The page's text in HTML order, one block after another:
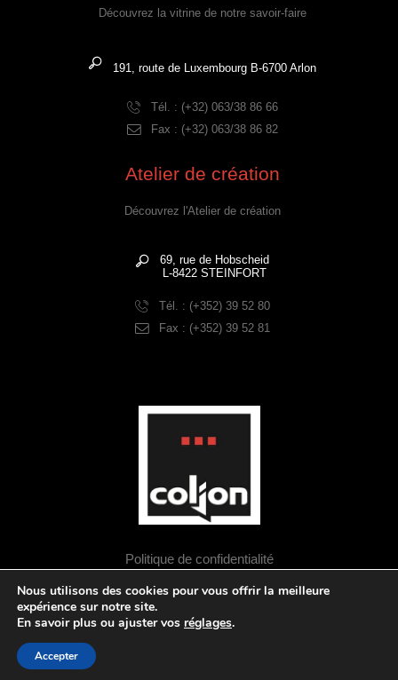
Découvrez la vitrine de notre savoir-faire
191, route de Luxembourg B-6700 Arlon
Tél. : (+32) 063/38 86 66
Fax : (+32) 063/38 86 82
Atelier de création
Découvrez l'Atelier de création
69, rue de Hobscheid
L-8422 STEINFORT
Tél. : (+352) 39 52 80
Fax : (+352) 39 52 81
Politique de confidentialité
Politique de cookies
Mentions légales
© 2026 Coljon. All Rights Reserved
Designed by NOOSPHERE
Nous utilisons des cookies pour vous offrir la meilleure
expérience sur notre site.
En savoir plus ou ajuster vos réglages.
Accepter